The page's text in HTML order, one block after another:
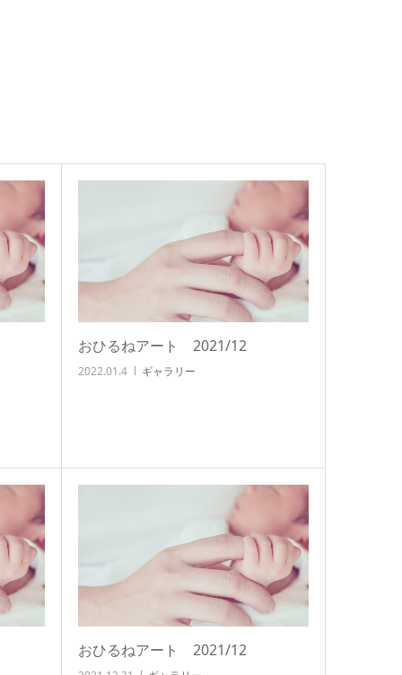
おひるねアート 2021/12
2022.01.4 ギャラリー
おひるねアート 2021/12